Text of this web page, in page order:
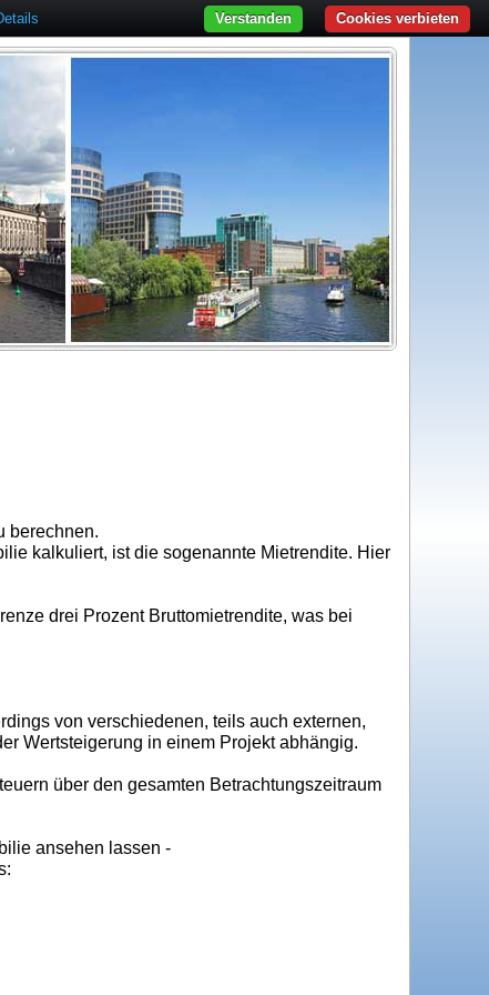
berechnen.
kalkuliert, ist die sogenannte Mietrendite. Hier
drei Prozent Bruttomietrendite, was bei
von verschiedenen, teils auch externen,
Wertsteigerung in einem Projekt abhängig.
über den gesamten Betrachtungszeitraum
ansehen lassen -
Cookies verbieten
Verstanden